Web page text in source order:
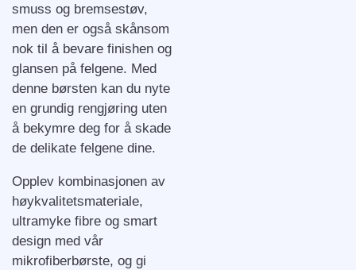
smuss og bremsestøv,
men den er også skånsom
nok til å bevare finishen og
glansen på felgene. Med
denne børsten kan du nyte
en grundig rengjøring uten
å bekymre deg for å skade
de delikate felgene dine.
Opplev kombinasjonen av
høykvalitetsmateriale,
ultramyke fibre og smart
design med vår
mikrofiberbørste, og gi